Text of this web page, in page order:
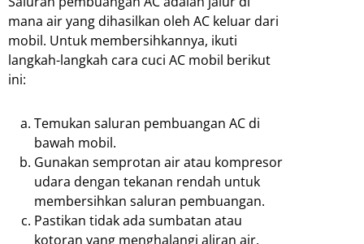
mana air yang dihasilkan oleh AC keluar dari
mobil. Untuk membersihkannya, ikuti
langkah-langkah cara cuci AC mobil berikut
ini:
Temukan saluran pembuangan AC di
bawah mobil.
Gunakan semprotan air atau kompresor
udara dengan tekanan rendah untuk
membersihkan saluran pembuangan.
Pastikan tidak ada sumbatan atau
kotoran yang menghalangi aliran air.